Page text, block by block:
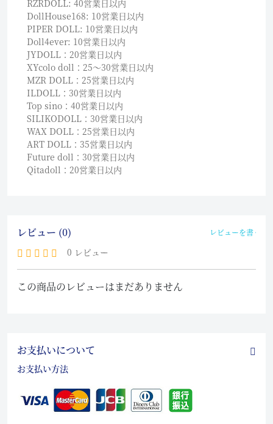
RZRDOLL: 40営業日以内
DollHouse168: 10営業日以内
PIPER DOLL: 10営業日以内
Doll4ever: 10営業日以内
JYDOLL：20営業日以内
XYcolo doll：25〜30営業日以内
MZR DOLL：25営業日以内
ILDOLL：30営業日以内
Top sino：40営業日以内
SILIKODOLL：30営業日以内
WAX DOLL：25営業日以内
ART DOLL：35営業日以内
Future doll：30営業日以内
Qitadoll：20営業日以内
レビュー (0) レビューを書く
0 レビュー
この商品のレビューはまだありません
お支払いについて
お支払い方法